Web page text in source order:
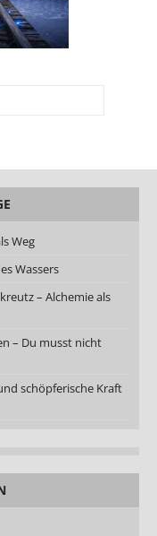
Weg
Wassers
– Alchemie als
– Du musst nicht
schöpferische Kraft